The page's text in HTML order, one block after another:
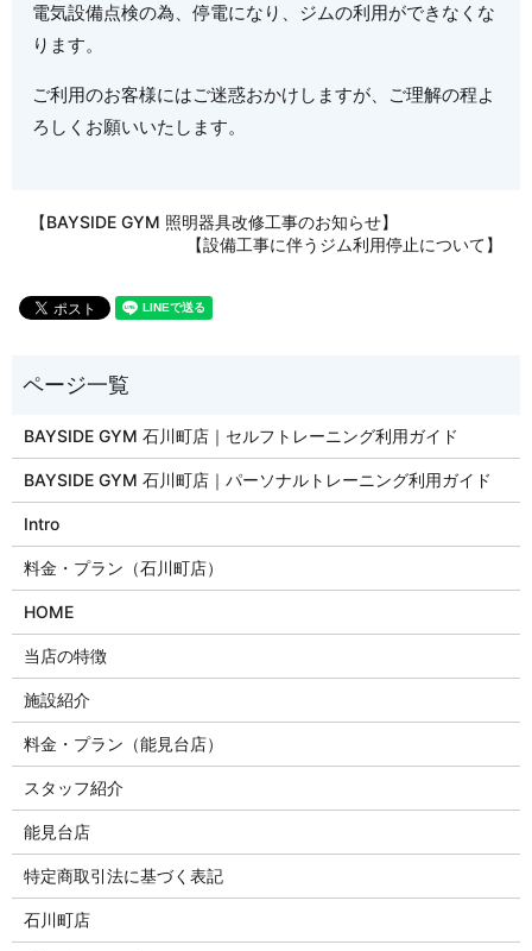
電気設備点検の為、停電になり、ジムの利用ができなくな
ります。
ご利用のお客様にはご迷惑おかけしますが、ご理解の程よ
ろしくお願いいたします。
【BAYSIDE GYM 照明器具改修工事のお知らせ】
【設備工事に伴うジム利用停止について】
BAYSIDE GYM 石川町店｜セルフトレーニング利用ガイド
BAYSIDE GYM 石川町店｜パーソナルトレーニング利用ガイド
Intro
料金・プラン（石川町店）
HOME
当店の特徴
施設紹介
料金・プラン（能見台店）
スタッフ紹介
能見台店
特定商取引法に基づく表記
石川町店